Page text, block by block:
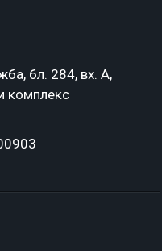
бл. 284, вх. А,
комплекс